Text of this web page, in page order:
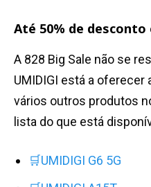
Até 50% de
A 828 Big Sale não se
UMIDIGI está a
vários outros produtos
lista do que está
🛒UMIDIGI G6 5G